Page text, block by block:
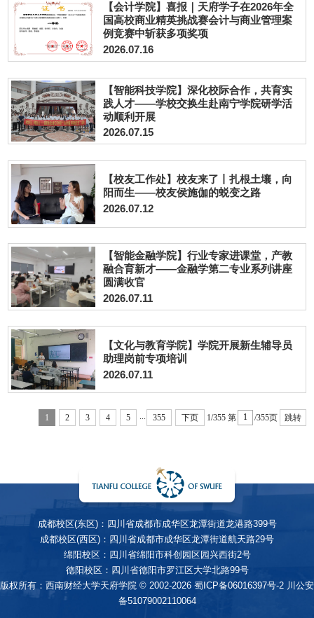
【会计学院】喜报｜天府学子在2026年全
国高校商业精英挑战赛会计与商业管理案
例竞赛中斩获多项奖项
2026.07.16
【智能科技学院】深化校际合作，共育实
践人才——学校交换生赴南宁学院研学活
动顺利开展
2026.07.15
【校友工作处】校友来了丨扎根土壤，向
阳而生——校友侯施伽的蜕变之路
2026.07.12
【智能金融学院】行业专家进课堂，产教
融合育新才——金融学第二专业系列讲座
圆满收官
2026.07.11
【文化与教育学院】学院开展新生辅导员
助理岗前专项培训
2026.07.11
1 2 3 4 5 ... 355 下页 1/355 第 /355页 跳转
成都校区(东区)：四川省成都市成华区龙潭街道龙港路399号
成都校区(西区)：四川省成都市成华区龙潭街道航天路29号
绵阳校区：四川省绵阳市科创园区园兴西街2号
德阳校区：四川省德阳市罗江区大学北路99号
版权所有：西南财经大学天府学院 © 2002-2026 蜀ICP备06016397号-2 川公安
备51079002110064